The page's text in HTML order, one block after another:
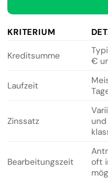
KRITERIUM
Kreditsumme
€
Laufzeit
Zinssatz
Bearbeitungszeit
oft